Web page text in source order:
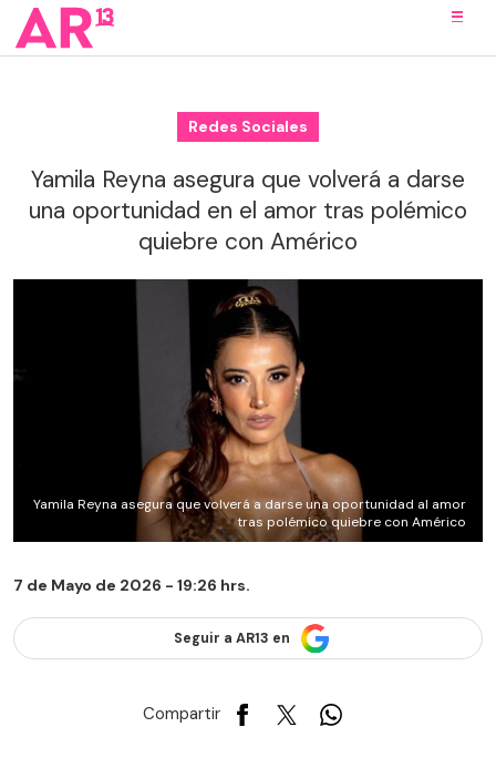
Redes Sociales
Yamila Reyna asegura que volverá a darse
una oportunidad en el amor tras polémico
quiebre con Américo
Yamila Reyna asegura que volverá a darse una oportunidad al amor
tras polémico quiebre con Américo
7 de Mayo de 2026 - 19:26 hrs.
Seguir a AR13 en
Compartir